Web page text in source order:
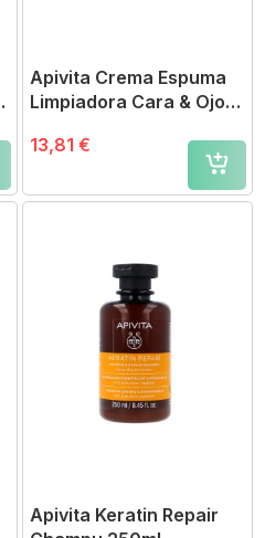
Apivita Crema Espuma
Limpiadora Cara & Ojos
13,81 €
Apivita Keratin Repair